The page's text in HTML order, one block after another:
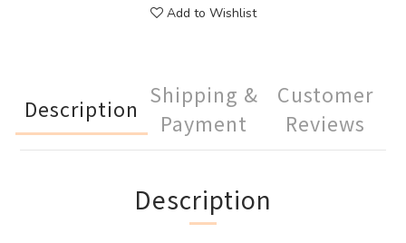
Add to Wishlist
Description
Shipping &
Payment
Customer
Reviews
Description